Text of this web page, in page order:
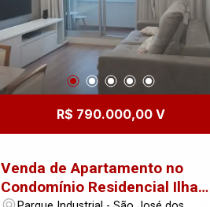
R$ 790.000,00 V
Venda de Apartamento no
Condomínio Residencial Ilha